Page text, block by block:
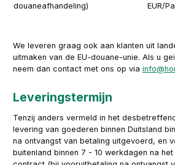
douaneafhandeling)
EUR/
We leveren graag ook aan klanten uit
uitmaken van de EU-douane-unie. Als u
neem dan contact met ons op via
Leveringstermijn
Tenzij anders vermeld in het
levering van goederen binnen Duitsland
na ontvangst van betaling uitgevoerd, en
buitenland binnen 7 - 10 werkdagen na